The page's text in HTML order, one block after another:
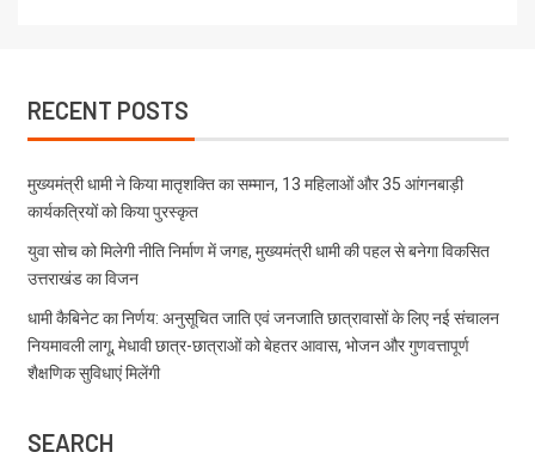
RECENT POSTS
मुख्यमंत्री धामी ने किया मातृशक्ति का सम्मान, 13 महिलाओं और 35 आंगनबाड़ी
कार्यकत्रियों को किया पुरस्कृत
युवा सोच को मिलेगी नीति निर्माण में जगह, मुख्यमंत्री धामी की पहल से बनेगा विकसित
उत्तराखंड का विजन
धामी कैबिनेट का निर्णय: अनुसूचित जाति एवं जनजाति छात्रावासों के लिए नई संचालन
नियमावली लागू, मेधावी छात्र-छात्राओं को बेहतर आवास, भोजन और गुणवत्तापूर्ण
शैक्षणिक सुविधाएं मिलेंगी
SEARCH